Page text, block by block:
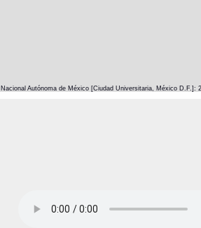
Autónoma de México [Ciudad Universitaria, México